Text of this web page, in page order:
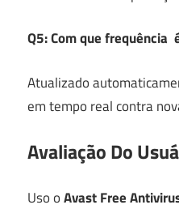
Q5: Com que frequência
Atualizado
em tempo real contra
Avaliação Do
Uso oAvast Free